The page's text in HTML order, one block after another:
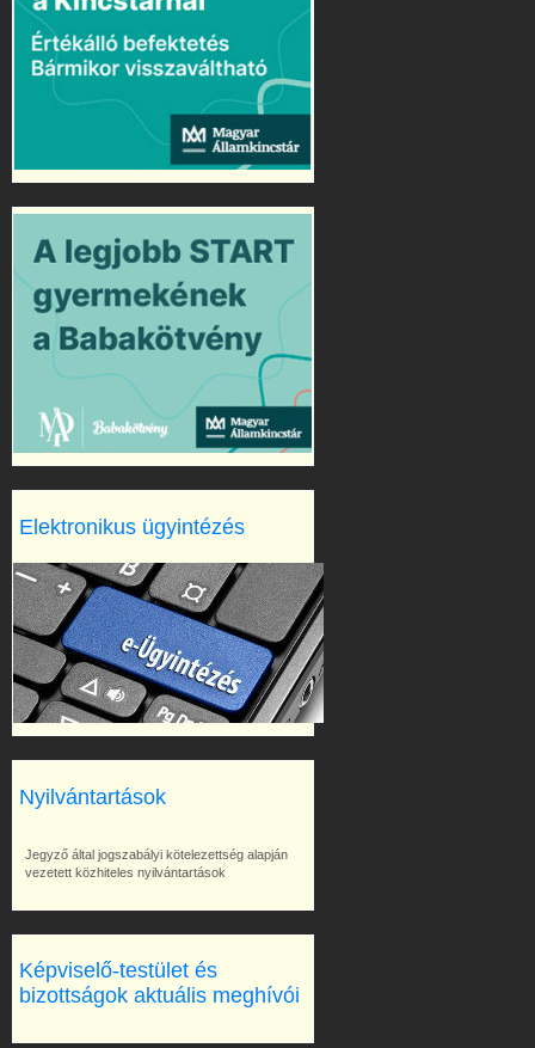
Elektronikus ügyintézés
Nyilvántartások
Jegyző által jogszabályi kötelezettség alapján
vezetett közhiteles nyilvántartások
Képviselő-testület és
bizottságok aktuális meghívói